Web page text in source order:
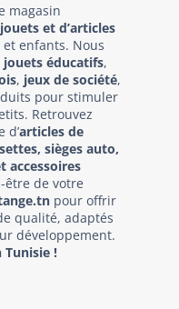
magasin
et d’articles
enfants. Nous
jouets éducatifs,
, jeux de société,
pour stimuler
Retrouvez
d’articles de
sièges auto,
accessoires
être de votre
pour offrir
qualité, adaptés
développement.
!